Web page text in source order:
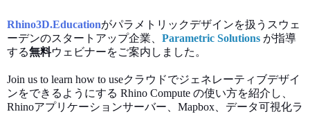
Rhino3D.Educationがパラメトリックデザインを扱うスウェ
ーデンのスタートアップ企業、 Parametric Solutions が指導
する無料ウェビナーをご案内しました。
Join us to learn how to useクラウドでジェネレーティブデザイ
ンをできるようにする Rhino Compute の使い方を紹介し、
Rhinoアプリケーションサーバー、Mapbox、データ可視化ラ